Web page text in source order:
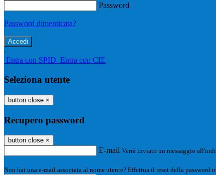
Password
Password dimenticata?
-
Entra con SPID Entra con CIE
Seleziona utente
button close ×
Recupero password
button close ×
E-mail Verrà inviato un messaggio
Non hai una e-mail associata al nome utente? Effettua il reset della password